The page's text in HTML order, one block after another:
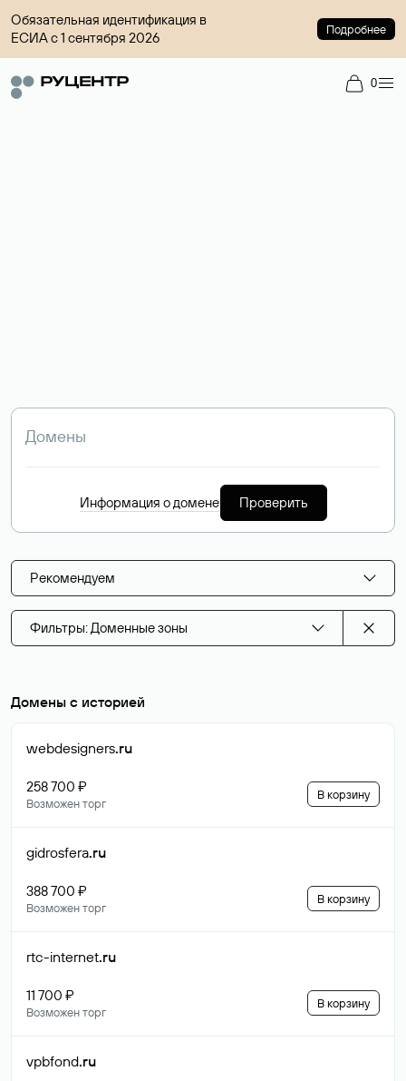
Обязательная идентификация в
ЕСИА с 1 сентября 2026
Подробнее
0
Информация о домене Проверить
Рекомендуем
Фильтры: Доменные зоны
Домены с историей
webdesigners.ru
258 700 ₽
Возможен торг
В корзину
gidrosfera.ru
388 700 ₽
Возможен торг
В корзину
rtc-internet.ru
11 700 ₽
Возможен торг
В корзину
vpbfond.ru